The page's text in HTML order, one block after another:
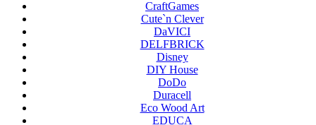
CraftGames
Cute`n Clever
DaVICI
DELFBRICK
Disney
DIY House
DoDo
Duracell
Eco Wood Art
EDUCA